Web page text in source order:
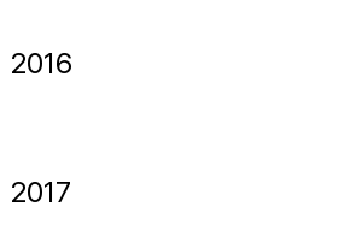
2016
2017